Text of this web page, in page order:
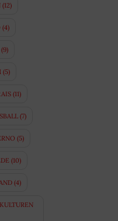
(12)
(4)
(9)
(5)
(11)
(7)
(5)
(10)
(4)